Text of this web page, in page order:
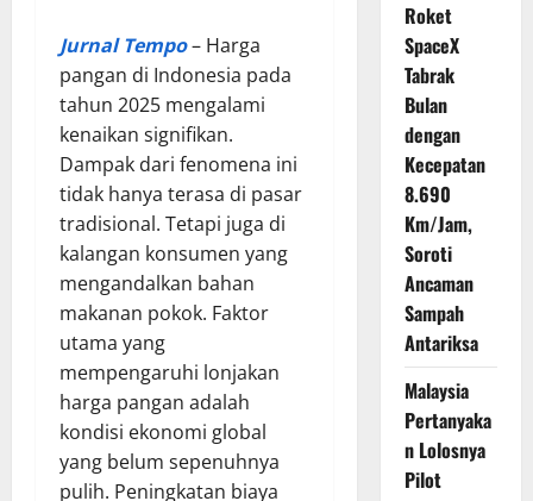
Jurnal Tempo– Harga
pangan di Indonesia pada
tahun 2025 mengalami
kenaikan signifikan.
Dampak dari fenomena ini
tidak hanya terasa di pasar
tradisional. Tetapi juga di
kalangan konsumen yang
mengandalkan bahan
makanan pokok. Faktor
utama yang
mempengaruhi lonjakan
harga pangan adalah
kondisi ekonomi global
yang belum sepenuhnya
pulih. Peningkatan biaya
Roket
SpaceX
Tabrak
Bulan
dengan
Kecepatan
8.690
Km/Jam,
Soroti
Ancaman
Sampah
Antariksa
Malaysia
Pertanyaka
n Lolosnya
Pilot